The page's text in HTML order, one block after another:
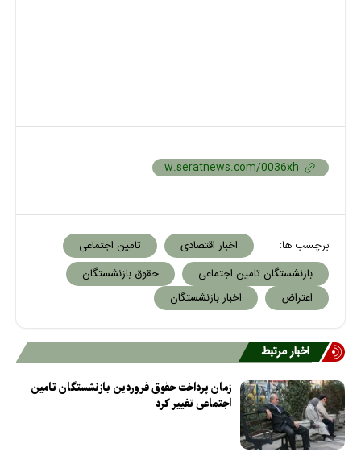
برچسب ها: اخبار اقتصادی
تامین اجتماعی
بازنشستگان تامین اجتماعی
حقوق بازنشستگان
اعتراض
اخبار بازنشستگان
اخبار مرتبط
زمان پرداخت حقوق فروردین بازنشستگان تامین
اجتماعی تغییر کرد